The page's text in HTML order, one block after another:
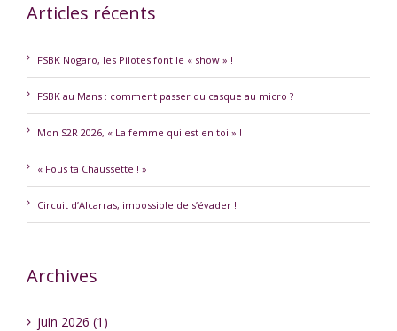
Articles récents
FSBK Nogaro, les Pilotes font le « show » !
FSBK au Mans : comment passer du casque au micro ?
Mon S2R 2026, « La femme qui est en toi » !
« Fous ta Chaussette ! »
Circuit d’Alcarras, impossible de s’évader !
Archives
juin 2026 (1)